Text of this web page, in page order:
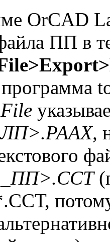
OrCAD
ПП в
программа